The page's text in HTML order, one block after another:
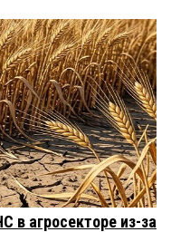
в агросекторе из-за